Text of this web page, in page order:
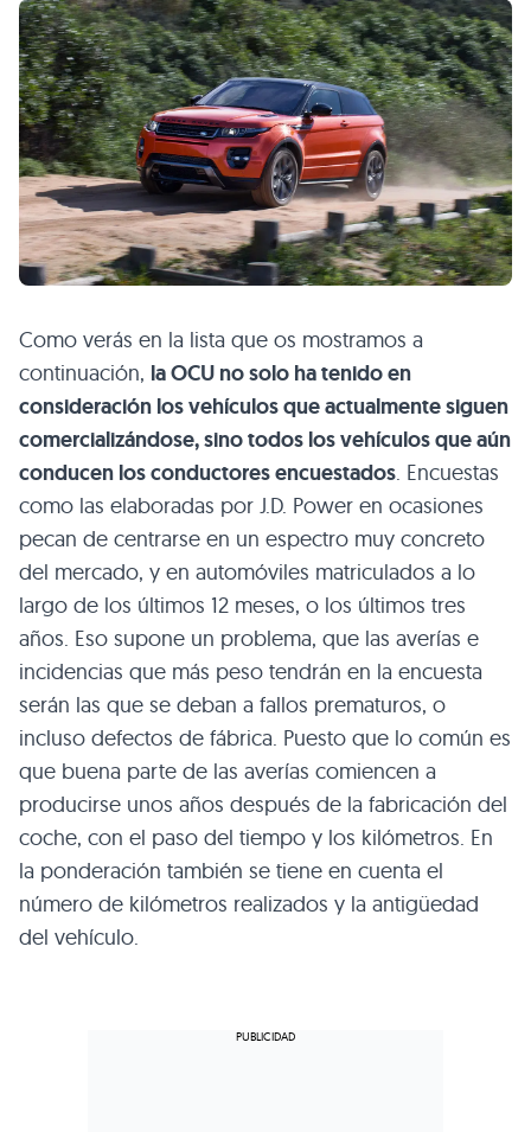
Como verás en la lista que os mostramos a
continuación, la OCU no solo ha tenido en
consideración los vehículos que actualmente siguen
comercializándose, sino todos los vehículos que aún
conducen los conductores encuestados. Encuestas
como las elaboradas por J.D. Power en ocasiones
pecan de centrarse en un espectro muy concreto
del mercado, y en automóviles matriculados a lo
largo de los últimos 12 meses, o los últimos tres
años. Eso supone un problema, que las averías e
incidencias que más peso tendrán en la encuesta
serán las que se deban a fallos prematuros, o
incluso defectos de fábrica. Puesto que lo común es
que buena parte de las averías comiencen a
producirse unos años después de la fabricación del
coche, con el paso del tiempo y los kilómetros. En
la ponderación también se tiene en cuenta el
número de kilómetros realizados y la antigüedad
del vehículo.